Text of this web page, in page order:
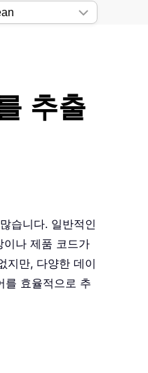
추출
습니다. 일반적인
이나 제품 코드가
지만, 다양한 데이
를 효율적으로 추